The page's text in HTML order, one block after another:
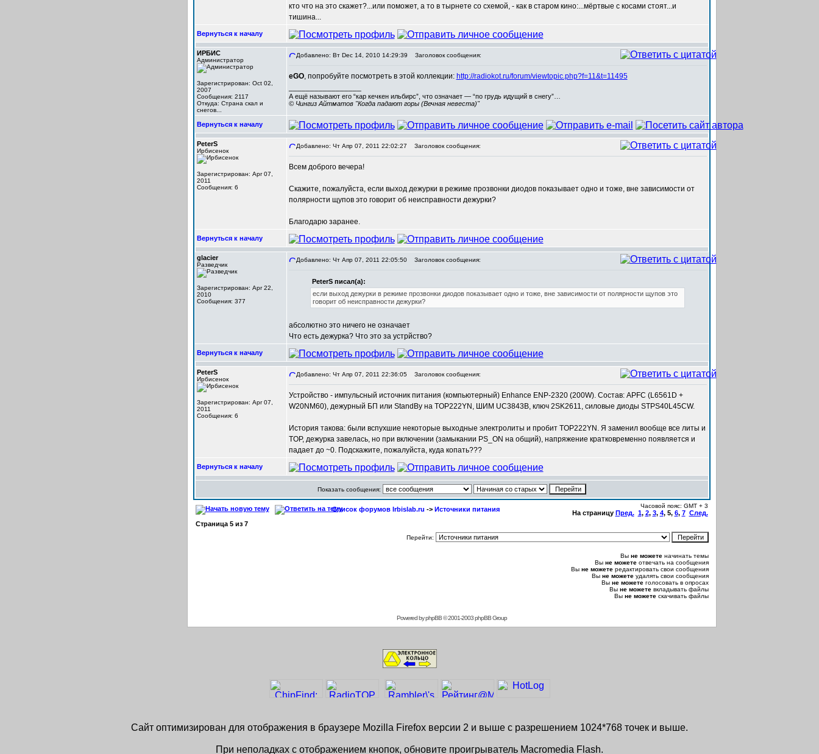
кто что на это скажет?...или поможет, а то в тырнете со схемой, - как в старом кино:...мёртвые с косами стоят...и
тишина...
Вернуться к началу
ИРБИС
Администратор
Зарегистрирован: Oct 02,
2007
Сообщения: 2117
Откуда: Cтрана скал и
снегов...
Добавлено: Вт Dec 14, 2010 14:29:39 Заголовок сообщения:
eGO, попробуйте посмотреть в этой коллекции: http://radiokot.ru/forum/viewtopic.php?f=11&t=11495
А ещё называют его “кар кечкен ильбирс”, что означает — “по грудь идущий в снегу”…
© Чингиз Айтматов "Когда падают горы (Вечная невеста)"
Вернуться к началу
PeterS
Ирбисенок
Зарегистрирован: Apr 07,
2011
Сообщения: 6
Добавлено: Чт Апр 07, 2011 22:02:27 Заголовок сообщения:
Всем доброго вечера!
Скажите, пожалуйста, если выход дежурки в режиме прозвонки диодов показывает одно и тоже, вне зависимости от
полярности щупов это говорит об неисправности дежурки?
Благодарю заранее.
Вернуться к началу
glacier
Разведчик
Зарегистрирован: Apr 22,
2010
Сообщения: 377
Добавлено: Чт Апр 07, 2011 22:05:50 Заголовок сообщения:
PeterS писал(а):
если выход дежурки в режиме прозвонки диодов показывает одно и тоже, вне зависимости от полярности щупов это
говорит об неисправности дежурки?
абсолютно это ничего не означает
Что есть дежурка? Что это за устрйство?
Вернуться к началу
PeterS
Ирбисенок
Зарегистрирован: Apr 07,
2011
Сообщения: 6
Добавлено: Чт Апр 07, 2011 22:36:05 Заголовок сообщения:
Устройство - импульсный источник питания (компьютерный) Enhance ENP-2320 (200W). Состав: APFC (L6561D +
W20NM60), дежурный БП или StandBy на TOP222YN, ШИМ UC3843B, ключ 2SK2611, силовые диоды STPS40L45CW.
История такова: были вспухшие некоторые выходные электролиты и пробит TOP222YN. Я заменил вообще все литы и
TOP, дежурка завелась, но при включении (замыкании PS_ON на общий), напряжение кратковременно появляется и
падает до ~0. Подскажите, пожалуйста, куда копать???
Вернуться к началу
Показать сообщения:
Список форумов Irbislab.ru -> Источники питания Часовой пояс: GMT + 3
На страницу Пред. 1, 2, 3, 4, 5, 6, 7 След.
Страница 5из 7
Перейти:
Вы не можетеначинать темы
Вы не можетеотвечать на сообщения
Вы не можетередактировать свои сообщения
Вы не можетеудалять свои сообщения
Вы не можетеголосовать в опросах
Вы не можетевкладывать файлы
Вы не можетескачивать файлы
Powered byphpBB© 2001-2003 phpBB Group
Сайт оптимизирован для отображения в браузере Mozilla Firefox версии 2 и выше с разрешением 1024*768 точек и выше.
При неполадках с отображением кнопок, обновите проигрыватель Macromedia Flash.